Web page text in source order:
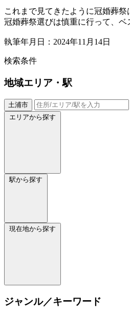
これまで見てきたように冠婚葬
冠婚葬祭選びは慎重に行って、ベ
執筆年月日：2024年11月14日
検索条件
地域エリア・駅
土浦市
エリアから探す
駅から探す
現在地から探す
ジャンル／キーワード